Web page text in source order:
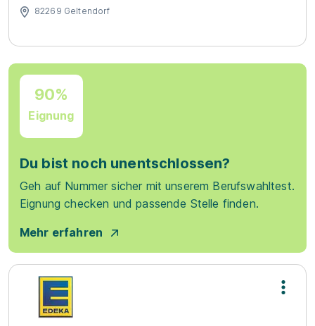
82269 Geltendorf
90%
Eignung
Du bist noch unentschlossen?
Geh auf Nummer sicher mit unserem Berufswahltest.
Eignung checken und passende Stelle finden.
Mehr erfahren